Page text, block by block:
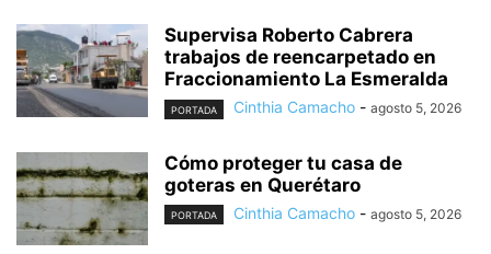
Supervisa Roberto Cabrera
trabajos de reencarpetado en
Fraccionamiento La Esmeralda
PORTADA Cinthia Camacho - agosto 5, 2026
Cómo proteger tu casa de
goteras en Querétaro
PORTADA Cinthia Camacho - agosto 5, 2026